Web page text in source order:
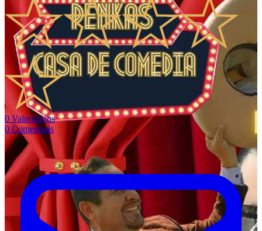
0 Valoracions
0 Comentaris